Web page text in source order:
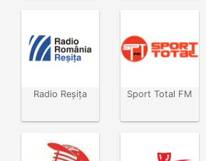
Radio Reşiţa Sport Total FM